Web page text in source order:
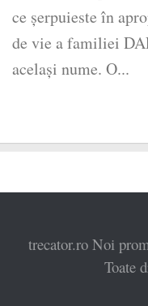
ce șerpuieste în
de vie a familiei
același nume. O...
trecator.ro Noi
Toate